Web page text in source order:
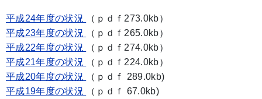
平成24年度の状況
（ｐｄｆ273.0kb）
平成23年度の状況
（ｐｄｆ265.0kb）
平成22年度の状況
（ｐｄｆ274.0kb）
平成21年度の状況
（ｐｄｆ224.0kb）
平成20年度の状況
（ｐｄｆ 289.0kb)
平成19年度の状況
（ｐｄｆ 67.0kb)